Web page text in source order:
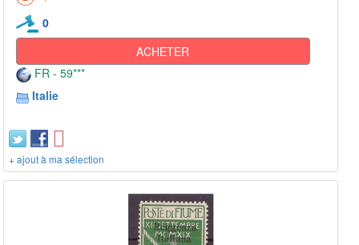
0
ACHETER
FR - 59***
Italie
+ ajout à ma sélection